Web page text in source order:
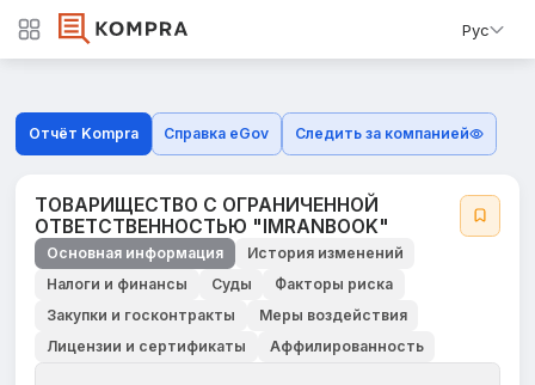
Рус
Отчёт Kompra Справка eGov Следить за компанией
ТОВАРИЩЕСТВО С ОГРАНИЧЕННОЙ
ОТВЕТСТВЕННОСТЬЮ "IMRANBOOK"
Основная информация
История изменений
Налоги и финансы
Суды
Факторы риска
Закупки и госконтракты
Меры воздействия
Лицензии и сертификаты
Аффилированность